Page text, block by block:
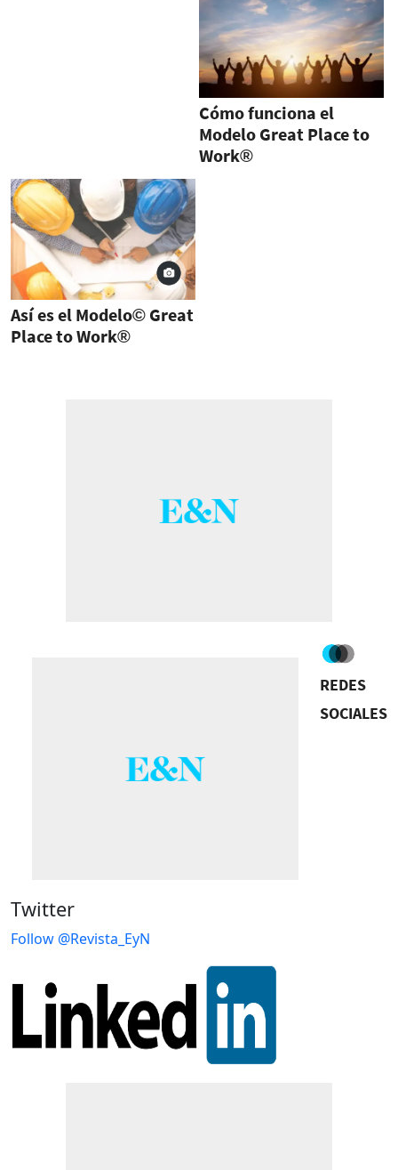
Cómo funciona el
Modelo Great Place to
Work®
Así es el Modelo© Great
Place to Work®
REDES
SOCIALES
Twitter
Follow @Revista_EyN